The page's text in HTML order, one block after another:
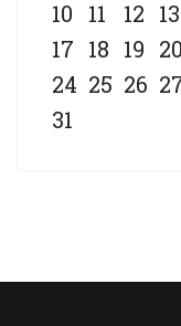
10
11 12 13
17 18 19 20
24 25 26
31